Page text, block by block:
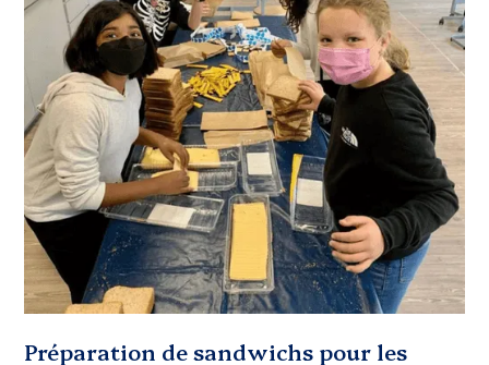
Préparation de sandwichs pour les